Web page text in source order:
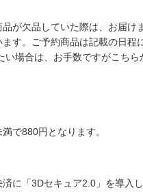
品が欠品していた際は、お届け
す。ご予約商品は記載の日程
場合は、お手数ですがこちら
で880円となります。
に「3Dセキュア2.0」を導入